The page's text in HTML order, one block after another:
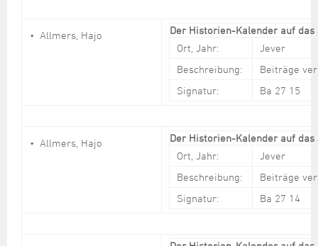
Allmers, Hajo
Der Historien-Kalender auf
Ort, Jahr:
Jever
Beschreibung:
Beiträge
Signatur:
Ba 27 15
Allmers, Hajo
Der Historien-Kalender auf
Ort, Jahr:
Jever
Beschreibung:
Beiträge
Signatur:
Ba 27 14